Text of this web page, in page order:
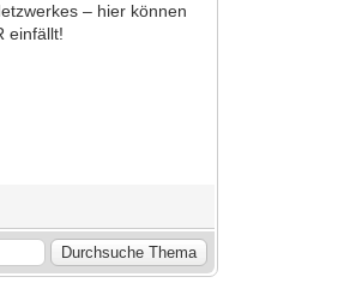
– hier können
einfällt!